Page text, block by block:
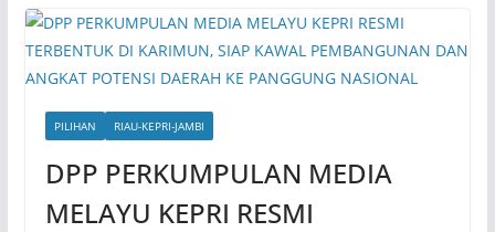
PILIHAN RIAU-KEPRI-JAMBI
DPP PERKUMPULAN MEDIA
MELAYU KEPRI RESMI